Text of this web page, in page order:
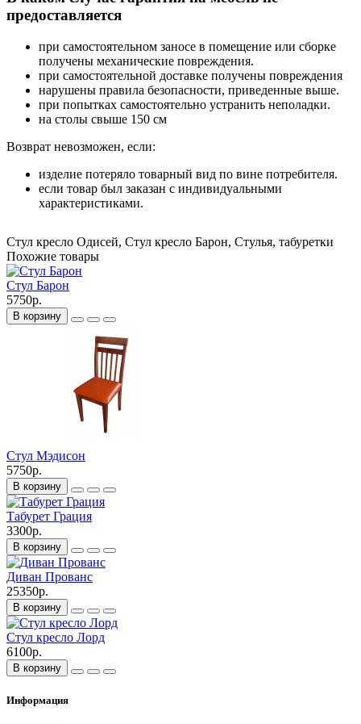
предоставляется
при самостоятельном заносе в помещение или сборке
получены механические повреждения.
при самостоятельной доставке получены повреждения
нарушены правила безопасности, приведенные выше.
при попытках самостоятельно устранить неполадки.
на столы свыше 150 см
Возврат невозможен, если:
изделие потеряло товарный вид по вине потребителя.
если товар был заказан с индивидуальными
характеристиками.
Стул кресло Одисей, Стул кресло Барон, Стулья, табуретки
Похожие товары
Стул Барон
5750р.
В корзину
Стул Мэдисон
5750р.
В корзину
Табурет Грация
3300р.
В корзину
Диван Прованс
25350р.
В корзину
Стул кресло Лорд
6100р.
В корзину
Информация